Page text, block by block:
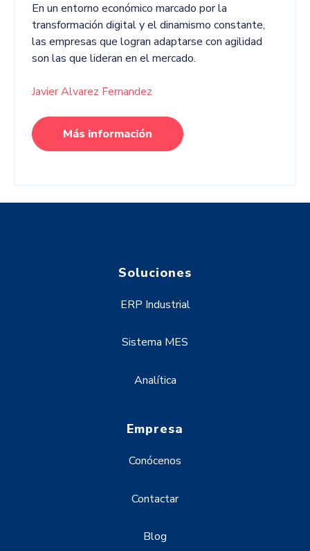
En un entorno económico marcado por la
transformación digital y el dinamismo constante,
las empresas que logran adaptarse con agilidad
son las que lideran en el mercado.
Javier Alvarez Fernandez
Más información
Soluciones
ERP Industrial
Sistema MES
Analítica
Empresa
Conócenos
Contactar
Blog